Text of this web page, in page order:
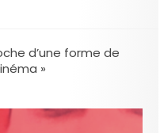
d’une forme de
»